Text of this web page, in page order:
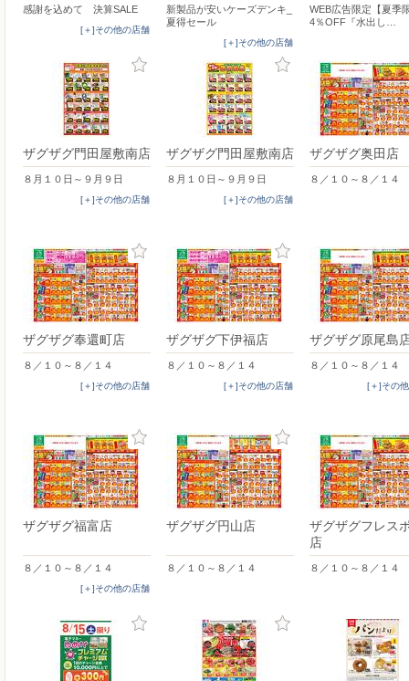
感謝を込めて 決算SALE
[＋]その他の店舗
新製品が安いケーズデンキ_
夏得セール
[＋]その他の店舗
WEB広告限定【夏季
4％OFF『水出し…
ザグザグ門田屋敷南店
８月１０日～９月９日
[＋]その他の店舗
ザグザグ門田屋敷南店
８月１０日～９月９日
[＋]その他の店舗
ザグザグ奥田店
８／１０～８／１４
ザグザグ奉還町店
８／１０～８／１４
[＋]その他の店舗
ザグザグ下伊福店
８／１０～８／１４
[＋]その他の店舗
ザグザグ原尾島
８／１０～８／１４
[＋]その
ザグザグ福富店
８／１０～８／１４
[＋]その他の店舗
ザグザグ円山店
８／１０～８／１４
ザグザグフレス
店
８／１０～８／１４